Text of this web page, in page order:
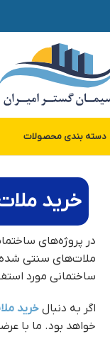
دسته بندی محصولات
خرید
در پروژه‌های
ملات‌های سنتی
ساختمانی مورد
اگر به دنبال خرید
خواهد بود. ما با